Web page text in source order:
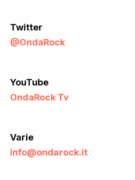
Twitter
@OndaRock
YouTube
OndaRock Tv
Varie
info@ondarock.it